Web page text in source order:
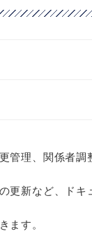
管理、関係者調
更新など、ドキ
ます。